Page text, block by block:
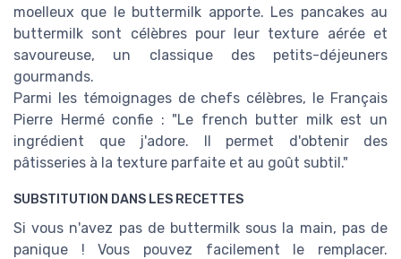
moelleux que le buttermilk apporte. Les pancakes au
buttermilk sont célèbres pour leur texture aérée et
savoureuse, un classique des petits-déjeuners
gourmands.
Parmi les témoignages de chefs célèbres, le Français
Pierre Hermé confie : "Le french butter milk est un
ingrédient que j'adore. Il permet d'obtenir des
pâtisseries à la texture parfaite et au goût subtil."
SUBSTITUTION DANS LES RECETTES
Si vous n'avez pas de buttermilk sous la main, pas de
panique ! Vous pouvez facilement le remplacer.